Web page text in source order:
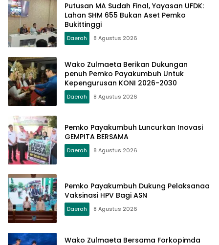
Putusan MA Sudah Final, Yayasan UFDK:
Lahan SHM 655 Bukan Aset Pemko
Bukittinggi
Daerah 8 Agustus 2026
Wako Zulmaeta Berikan Dukungan
penuh Pemko Payakumbuh Untuk
Kepengurusan KONI 2026-2030
Daerah 8 Agustus 2026
Pemko Payakumbuh Luncurkan Inovasi
GEMPITA BERSAMA
Daerah 8 Agustus 2026
Pemko Payakumbuh Dukung Pelaksanaa
Vaksinasi HPV Bagi ASN
Daerah 8 Agustus 2026
Wako Zulmaeta Bersama Forkopimda